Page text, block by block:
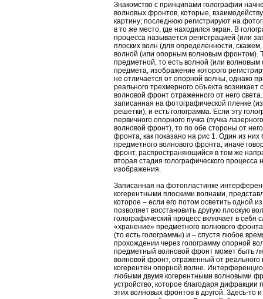
Знакомство с принципами голографии
волновых фронтов, которые,
картину; последнюю регистрируют на
в то же место, где находился экран. В
процесса называется регистрацией (или
плоских волн (для определенности,
волной (или опорным волновым фронтом).
предметной, то есть волной (или
предмета, изображение которого
не отличается от опорной волны, однако
реального трехмерного объекта
волновой фронт отраженного от него
записанная на фотографической пленке
решетки), и есть голограмма. Если эту
первичного опорного пучка (пучка
волновой фронт), то по обе стороны от
фронта, как показано на рис 1. Один из них
предметного волнового фронта, иначе
фронт, распространяющийся в том же
вторая стадия голографического
изображения.
Записанная на фотопластинке
когерентными плоскими волнами,
которое – если его потом осветить одной
позволяет восстановить другую плоскую
голографический процесс включает в
«хранение» предметного волнового
(то есть голограммы) и – спустя любое
прохождении через голограмму опорной
предметный волновой фронт может быть
волновой фронт, отраженный от
когерентен опорной волне.
любыми двумя когерентными волновыми
устройство, которое благодаря дифракции
этих волновых фронтов в другой. Здесь-то